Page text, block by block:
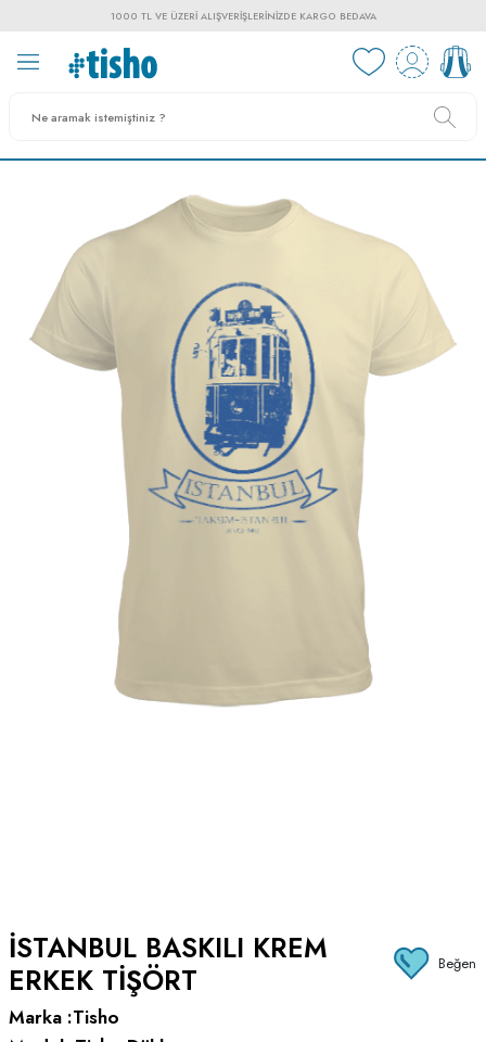
1000 TL VE ÜZERI ALIŞVERIŞLERINIZDE KARGO BEDAVA
ISTANBUL BASKILI KREM
ERKEK TIŞÖRT
Beğen
Marka :Tisho